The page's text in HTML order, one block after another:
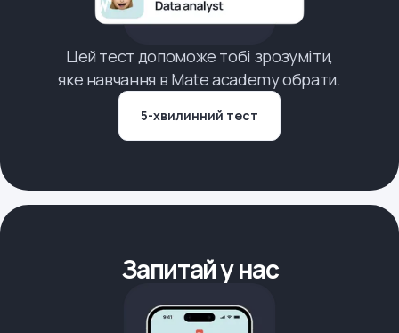
Цей тест допоможе тобі зрозуміти,
яке навчання в Mate academy обрати.
5-хвилинний тест
Запитай у нас